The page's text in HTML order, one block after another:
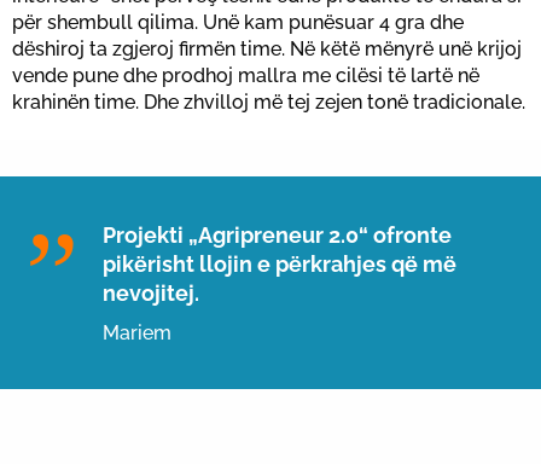
për shembull qilima. Unë kam punësuar 4 gra dhe
dëshiroj ta zgjeroj firmën time. Në këtë mënyrë unë krijoj
vende pune dhe prodhoj mallra me cilësi të lartë në
krahinën time. Dhe zhvilloj më tej zejen tonë tradicionale.
Projekti „Agripreneur 2.0“ ofronte
pikërisht llojin e përkrahjes që më
nevojitej.
Mariem